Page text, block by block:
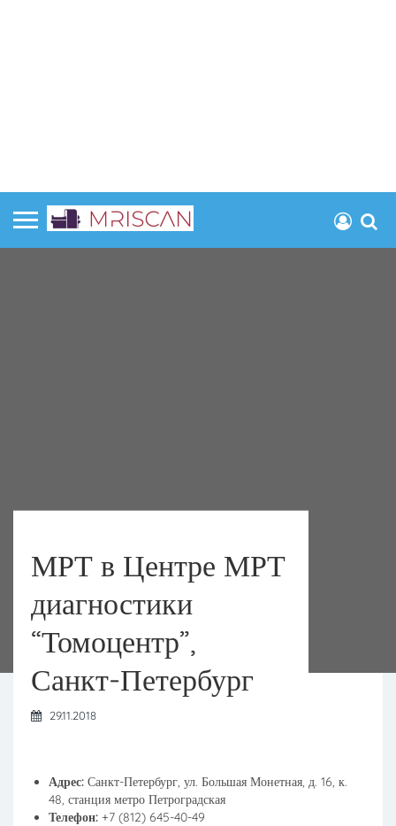
МРТ в Центре МРТ
диагностики
“Томоцентр”,
Санкт-Петербург
29.11.2018
Адрес: Санкт-Петербург, ул. Большая Монетная, д. 16, к.
48, станция метро Петроградская
Телефон: +7 (812) 645-40-49